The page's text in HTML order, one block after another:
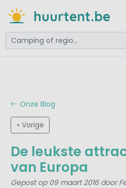
huurtent.be
Onze Blog
« Vorige
De leukste
van Europa
Gepost op 09 maart 2016 door